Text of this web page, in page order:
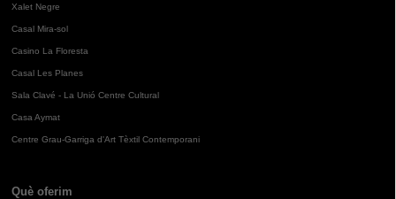
Xalet Negre
Casal Mira-sol
Casino La Floresta
Casal Les Planes
Sala Clavé - La Unió Centre Cultural
Casa Aymat
Centre Grau-Garriga d'Art Tèxtil Contemporani
Què oferim